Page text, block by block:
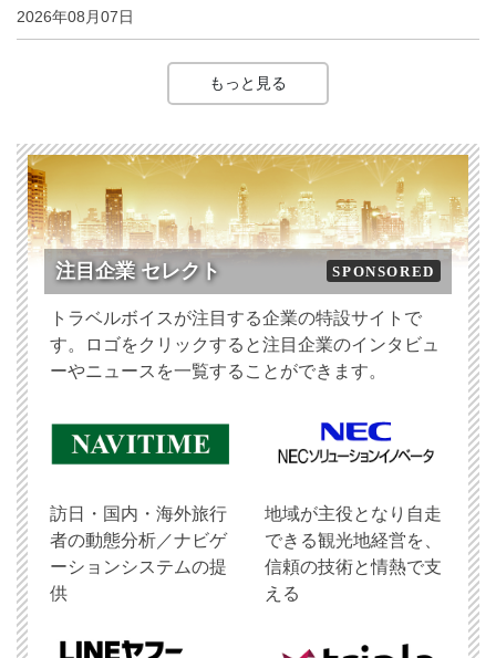
2026年08月07日
もっと見る
注目企業 セレクト SPONSORED
トラベルボイスが注目する企業の特設サイトで
す。ロゴをクリックすると注目企業のインタビュ
ーやニュースを一覧することができます。
訪日・国内・海外旅行
者の動態分析／ナビゲ
ーションシステムの提
供
地域が主役となり自走
できる観光地経営を、
信頼の技術と情熱で支
える